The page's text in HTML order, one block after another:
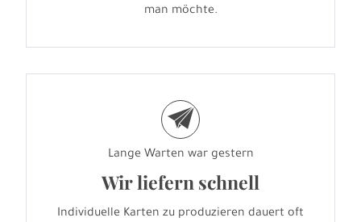
man möchte.
e
Lange Warten war gestern
Wir liefern schnell
Individuelle Karten zu produzieren dauert oft